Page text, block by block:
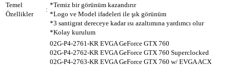
Temel
Özellikler
:
*Temiz bir görünüm kazandırır
*Logo ve Model ifadeleri ile şık görünüm
*3 santigrat dereceye kadar ısı azaltımına yardımcı olur
*Kolay kurulum
02G-P4-2761-KR EVGA GeForce GTX 760
02G-P4-2762-KR EVGA GeForce GTX 760 Superclocked
02G-P4-2763-KR EVGA GeForce GTX 760 w/ EVGA ACX